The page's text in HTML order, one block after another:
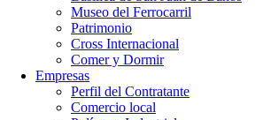
Museo del Ferrocarril
Patrimonio
Cross Internacional
Comer y Dormir
Empresas
Perfil del Contratante
Comercio local